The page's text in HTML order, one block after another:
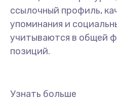
ссылочный профиль,
упоминания и
учитываются в общей
позиций.
Узнать больше